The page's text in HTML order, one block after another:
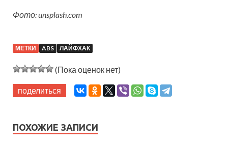
Фото: unsplash.com
МЕТКИ ABS ЛАЙФХАК
(Пока оценок нет)
поделиться
ПОХОЖИЕ ЗАПИСИ